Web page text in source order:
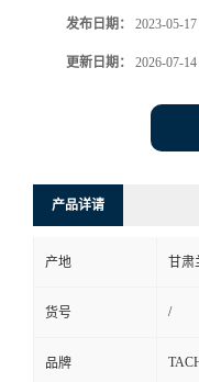
发布日期： 2023-05-17
更新日期： 2026-07-14
产品详请
产地 甘肃
货号 /
品牌